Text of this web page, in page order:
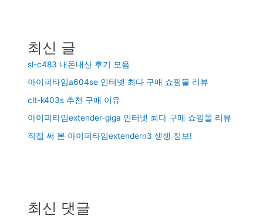
최신 글
sl-c483 내돈내산 후기 모음
아이피타임a604se 인터넷 최다 구매 쇼핑몰 리뷰
clt-k403s 추천 구매 이유
아이피타임extender-giga 인터넷 최다 구매 쇼핑몰 리뷰
직접 써 본 아이피타임extendern3 생생 정보!
최신 댓글